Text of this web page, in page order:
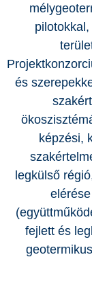
és
képzési,
legkülső
fejlett és